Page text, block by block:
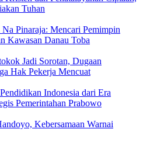
Tuhan
Pinaraja: Mencari Pemimpin
Kawasan Danau Toba
Jadi Sorotan, Dugaan
Hak Pekerja Mencuat
Indonesia dari Era
Pemerintahan Prabowo
Kebersamaan Warnai